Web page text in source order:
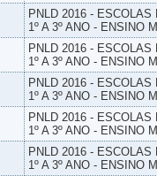
PNLD 2016 -
1º A 3º ANO - ENSINO
PNLD 2016 -
1º A 3º ANO - ENSINO
PNLD 2016 -
1º A 3º ANO - ENSINO
PNLD 2016 -
1º A 3º ANO - ENSINO
PNLD 2016 -
1º A 3º ANO - ENSINO